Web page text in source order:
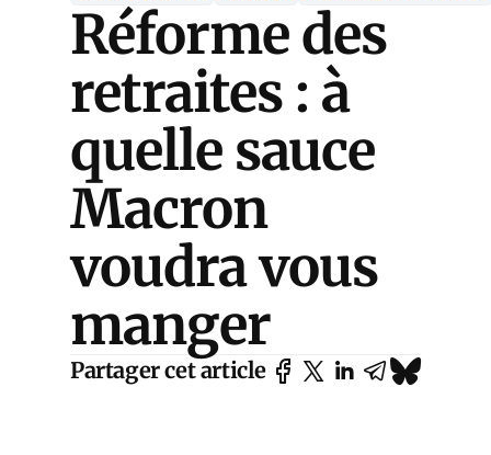
Réforme des
retraites : à
quelle sauce
Macron
voudra vous
manger
Partager cet article